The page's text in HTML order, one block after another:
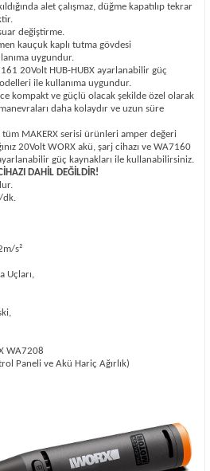
alet çalışmaz, düğme kapatılıp tekrar
değiştirme.
kauçuk kaplı tutma gövdesi
uygundur.
20Volt HUB-HUBX ayarlanabilir güç
ile kullanıma uygundur.
kompakt ve güçlü olacak şekilde özel olarak
daha kolaydır ve uzun süre
tüm MAKERX serisi ürünleri amper değeri
20Volt WORX akü, şarj cihazı ve WA7160
güç kaynakları ile kullanabilirsiniz.
DAHİL DEĞİLDİR!
dk.
s²
Uçları,
WA7208
Paneli ve Akü Hariç Ağırlık)